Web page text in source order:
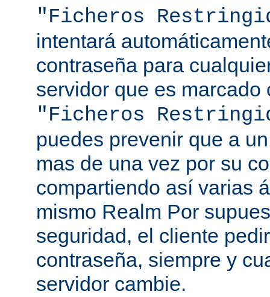
"Ficheros
intentará
contraseña para
servidor que es marcado
"Ficheros
puedes prevenir que a
mas de una vez por su
compartiendo así varias
mismo Realm Por
seguridad, el cliente
contraseña, siempre y
servidor cambie.